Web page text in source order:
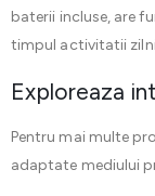
baterii incluse, are
timpul activitatii
Exploreaza
Pentru mai multe
adaptate mediului